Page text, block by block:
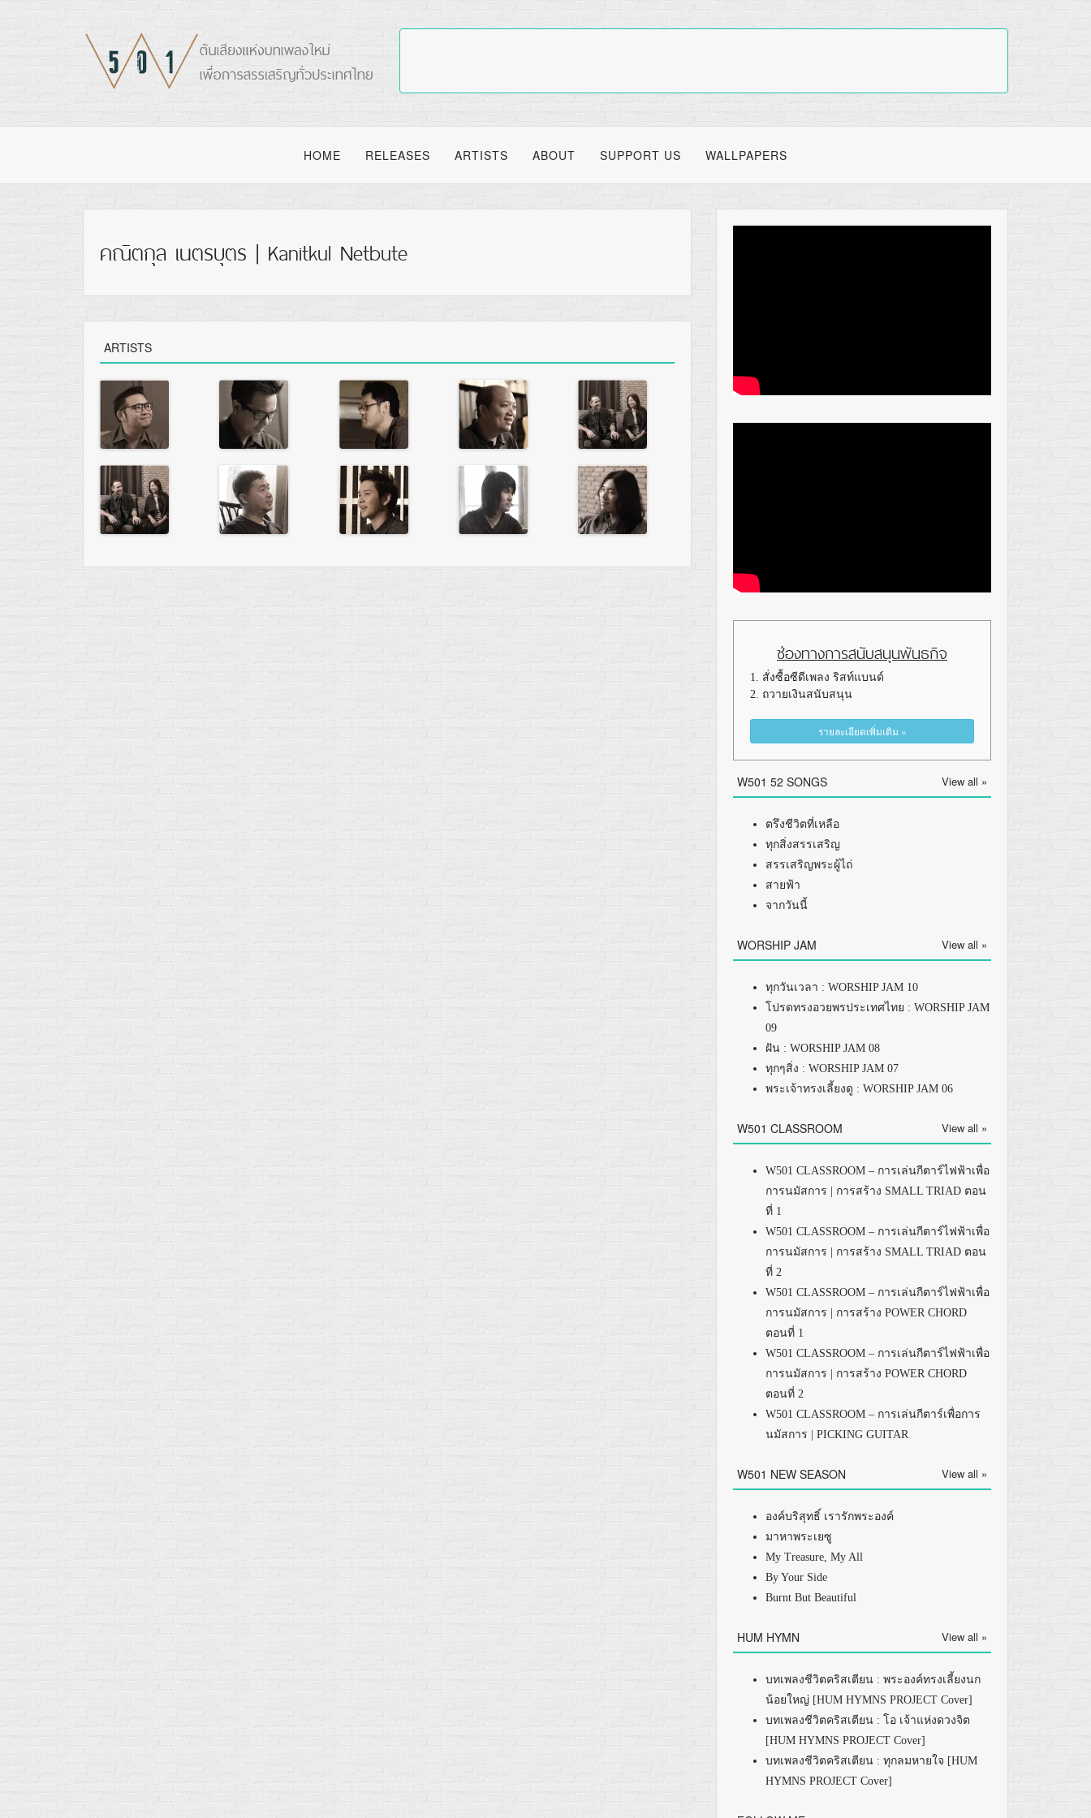
HOME RELEASES ARTISTS ABOUT SUPPORT US WALLPAPERS
คณิตกุล เนตรบุตร | Kanitkul Netbute
ARTISTS
ช่องทางการสนับสนุนพันธกิจ
1. สั่งซื้อซีดีเพลง ริสท์แบนด์
2. ถวายเงินสนับสนุน
รายละเอียดเพิ่มเติม »
W501 52 SONGS View all »
ตรึงชีวิตที่เหลือ
ทุกสิ่งสรรเสริญ
สรรเสริญพระผู้ไถ่
สายฟ้า
จากวันนี้
WORSHIP JAM View all »
ทุกวันเวลา : WORSHIP JAM 10
โปรดทรงอวยพรประเทศไทย : WORSHIP JAM
09
ฝัน : WORSHIP JAM 08
ทุกๆสิ่ง : WORSHIP JAM 07
พระเจ้าทรงเลี้ยงดู : WORSHIP JAM 06
W501 CLASSROOM View all »
W501 CLASSROOM – การเล่นกีตาร์ไฟฟ้าเพื่อ
การนมัสการ | การสร้าง SMALL TRIAD ตอน
ที่ 1
W501 CLASSROOM – การเล่นกีตาร์ไฟฟ้าเพื่อ
การนมัสการ | การสร้าง SMALL TRIAD ตอน
ที่ 2
W501 CLASSROOM – การเล่นกีตาร์ไฟฟ้าเพื่อ
การนมัสการ | การสร้าง POWER CHORD
ตอนที่ 1
W501 CLASSROOM – การเล่นกีตาร์ไฟฟ้าเพื่อ
การนมัสการ | การสร้าง POWER CHORD
ตอนที่ 2
W501 CLASSROOM – การเล่นกีตาร์เพื่อการ
นมัสการ | PICKING GUITAR
W501 NEW SEASON View all »
องค์บริสุทธิ์ เรารักพระองค์
มาหาพระเยซู
My Treasure, My All
By Your Side
Burnt But Beautiful
HUM HYMN View all »
บทเพลงชีวิตคริสเตียน : พระองค์ทรงเลี้ยงนก
น้อยใหญ่ [HUM HYMNS PROJECT Cover]
บทเพลงชีวิตคริสเตียน : โอ เจ้าแห่งดวงจิต
[HUM HYMNS PROJECT Cover]
บทเพลงชีวิตคริสเตียน : ทุกลมหายใจ [HUM
HYMNS PROJECT Cover]